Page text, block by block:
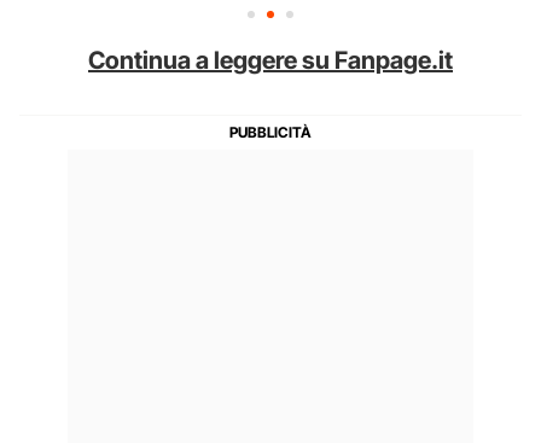
Continua a leggere su Fanpage.it